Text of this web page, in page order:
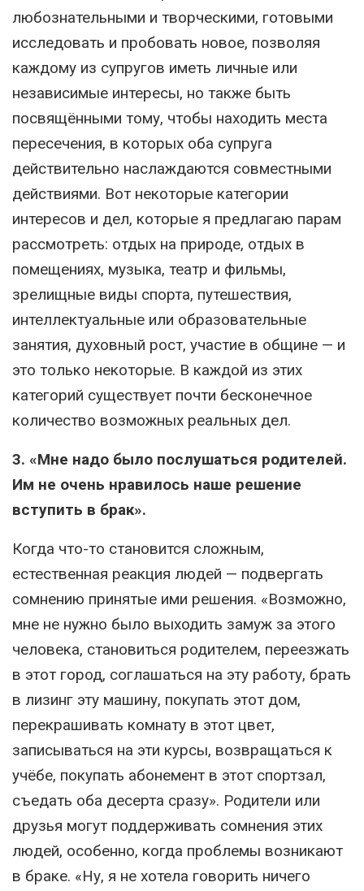
любознательными и творческими, готовыми
исследовать и пробовать новое, позволяя
каждому из супругов иметь личные или
независимые интересы, но также быть
посвящёнными тому, чтобы находить места
пересечения, в которых оба супруга
действительно наслаждаются совместными
действиями. Вот некоторые категории
интересов и дел, которые я предлагаю парам
рассмотреть: отдых на природе, отдых в
помещениях, музыка, театр и фильмы,
зрелищные виды спорта, путешествия,
интеллектуальные или образовательные
занятия, духовный рост, участие в общине — и
это только некоторые. В каждой из этих
категорий существует почти бесконечное
количество возможных реальных дел.
3. «Мне надо было послушаться родителей.
Им не очень нравилось наше решение
вступить в брак».
Когда что-то становится сложным,
естественная реакция людей — подвергать
сомнению принятые ими решения. «Возможно,
мне не нужно было выходить замуж за этого
человека, становиться родителем, переезжать
в этот город, соглашаться на эту работу, брать
в лизинг эту машину, покупать этот дом,
перекрашивать комнату в этот цвет,
записываться на эти курсы, возвращаться к
учёбе, покупать абонемент в этот спортзал,
съедать оба десерта сразу». Родители или
друзья могут поддерживать сомнения этих
людей, особенно, когда проблемы возникают
в браке. «Ну, я не хотела говорить ничего